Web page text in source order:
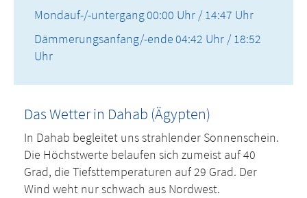
Mondauf-/-untergang00:00 Uhr / 14:47 Uhr
Dämmerungsanfang/-ende04:42 Uhr / 18:52
Uhr
Das Wetter in Dahab (Ägypten)
In Dahab begleitet uns strahlender Sonnenschein.
Die Höchstwerte belaufen sich zumeist auf 40
Grad, die Tiefsttemperaturen auf 29 Grad. Der
Wind weht nur schwach aus Nordwest.